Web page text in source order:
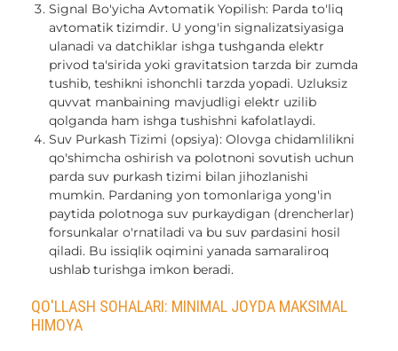
Signal Bo'yicha Avtomatik Yopilish: Parda to'liq
avtomatik tizimdir. U yong'in signalizatsiyasiga
ulanadi va datchiklar ishga tushganda elektr
privod ta'sirida yoki gravitatsion tarzda bir zumda
tushib, teshikni ishonchli tarzda yopadi. Uzluksiz
quvvat manbaining mavjudligi elektr uzilib
qolganda ham ishga tushishni kafolatlaydi.
Suv Purkash Tizimi (opsiya): Olovga chidamlilikni
qo'shimcha oshirish va polotnoni sovutish uchun
parda suv purkash tizimi bilan jihozlanishi
mumkin. Pardaning yon tomonlariga yong'in
paytida polotnoga suv purkaydigan (drencherlar)
forsunkalar o'rnatiladi va bu suv pardasini hosil
qiladi. Bu issiqlik oqimini yanada samaraliroq
ushlab turishga imkon beradi.
QO'LLASH SOHALARI: MINIMAL JOYDA MAKSIMAL
HIMOYA